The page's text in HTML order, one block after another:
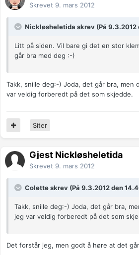
Skrevet 9. mars 2012
Nickløsheletida skrev (På 9.3.2012
Litt på siden. Vil bare gi det en stor
går bra med deg :-)
Takk, snille deg:-) Joda, det går bra, men
var veldig forberedt på det som skjedde.
Siter
Gjest Nickløsheletida
Skrevet 9. mars 2012
Colette skrev (På 9.3.2012 den
Takk, snille deg:-) Joda, det går bra,
jeg var veldig forberedt på det som
Det forstår jeg, men godt å høre at det